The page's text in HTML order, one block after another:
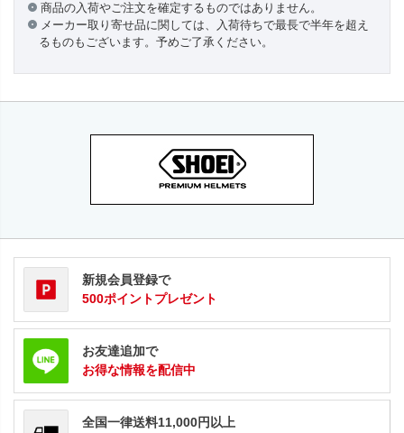
商品の入荷やご注文を確定するものではありません。
メーカー取り寄せ品に関しては、入荷待ちで最長で半年を超え
るものもございます。予めご了承ください。
新規会員登録で
500ポイントプレゼント
お友達追加で
お得な情報を配信中
全国一律送料11,000円以上